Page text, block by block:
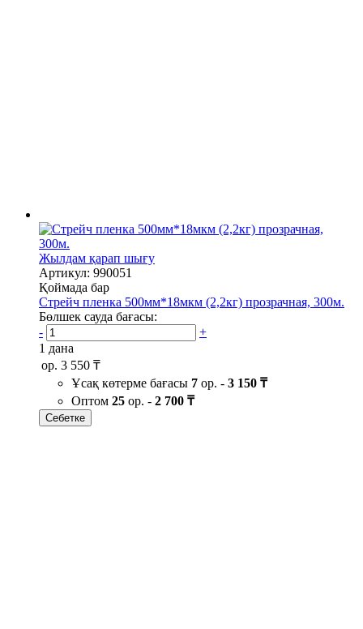
Жылдам қарап шығу
Артикул: 990051
Қоймада бар
Стрейч пленка 500мм*18мкм (2,2кг) прозрачная, 300м.
Бөлшек сауда бағасы:
-
+
1 дана
ор. 3 550 ₸
Ұсақ көтерме бағасы 7 ор. - 3 150 ₸
Оптом 25 ор. - 2 700 ₸
Себетке